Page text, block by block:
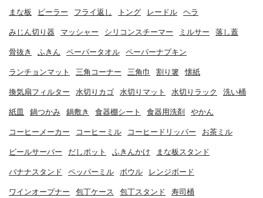
まな板 ピーラー フライ返し トング レードル ヘラ
みじん切り器 マッシャー シリコンスチーマー ミルサー 落し蓋
骨抜き ふきん ペーパータオル ペーパーナプキン
ランチョンマット 三角コーナー 三角巾 割り箸 懐紙
換気扇フィルター 水切りカゴ 水切りマット 水切りラック 洗い桶
紙皿 鍋つかみ 鍋敷き 食器棚シート 食器用洗剤 やかん
コーヒーメーカー コーヒーミル コーヒードリッパー お茶ミル
ビールサーバー だしポット ふきんかけ まな板スタンド
バナナスタンド ペッパーミル ボウル レンジボード
ワインオープナー 包丁ケース 包丁スタンド 寿司桶